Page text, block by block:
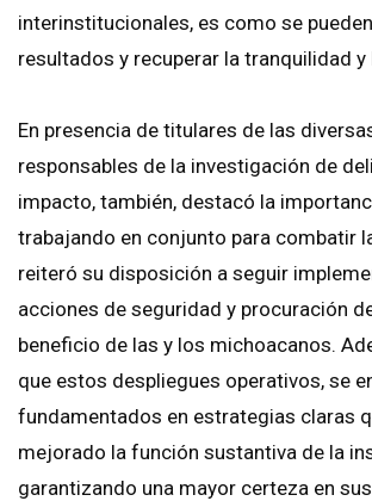
interinstitucionales, es como se
resultados y recuperar la tranquilidad y
En presencia de titulares de las
responsables de la investigación de
impacto, también, destacó la
trabajando en conjunto para combatir
reiteró su disposición a seguir
acciones de seguridad y procuración
beneficio de las y los michoacanos.
que estos despliegues operativos, se
fundamentados en estrategias claras
mejorado la función sustantiva de la
garantizando una mayor certeza en